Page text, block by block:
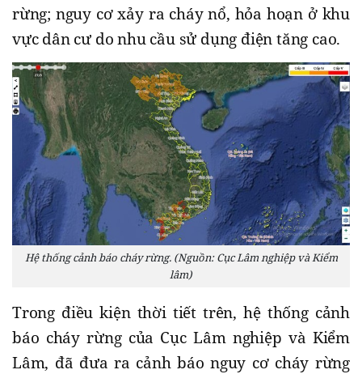
rừng; nguy cơ xảy ra cháy nổ, hỏa hoạn ở khu
vực dân cư do nhu cầu sử dụng điện tăng cao.
Hệ thống cảnh báo cháy rừng. (Nguồn: Cục Lâm nghiệp và Kiểm
lâm)
Trong điều kiện thời tiết trên, hệ thống cảnh
báo cháy rừng của Cục Lâm nghiệp và Kiểm
Lâm, đã đưa ra cảnh báo nguy cơ cháy rừng